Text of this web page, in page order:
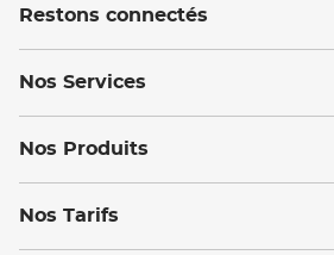
Restons connectés
Nos Services
Nos Produits
Nos Tarifs